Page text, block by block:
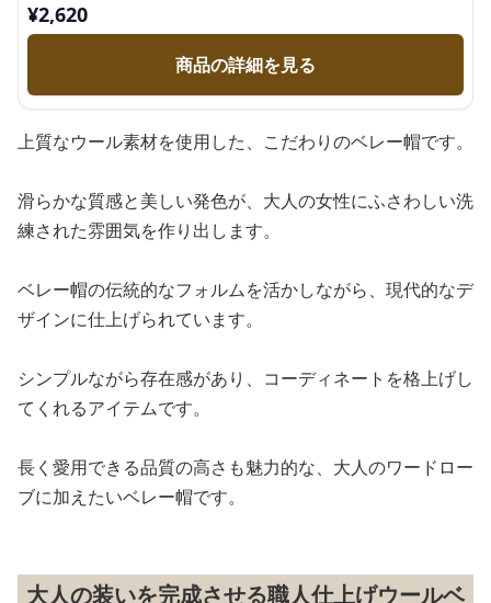
¥2,620
商品の詳細を見る
上質なウール素材を使用した、こだわりのベレー帽です。
滑らかな質感と美しい発色が、大人の女性にふさわしい洗
練された雰囲気を作り出します。
ベレー帽の伝統的なフォルムを活かしながら、現代的なデ
ザインに仕上げられています。
シンプルながら存在感があり、コーディネートを格上げし
てくれるアイテムです。
長く愛用できる品質の高さも魅力的な、大人のワードロー
ブに加えたいベレー帽です。
大人の装いを完成させる職人仕上げウールベ